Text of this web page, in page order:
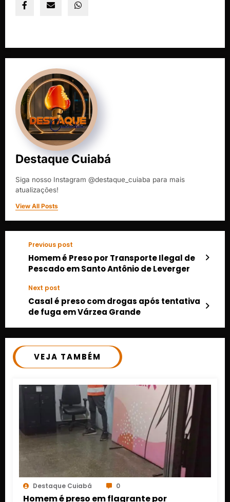
Destaque Cuiabá
Siga nosso Instagram @destaque_cuiaba para mais
atualizações!
View All Posts
Previous post
Homem é Preso por Transporte Ilegal de
Pescado em Santo Antônio de Leverger
Next post
Casal é preso com drogas após tentativa
de fuga em Várzea Grande
VEJA TAMBÉM
Destaque Cuiabá 0
Homem é preso em flagrante por